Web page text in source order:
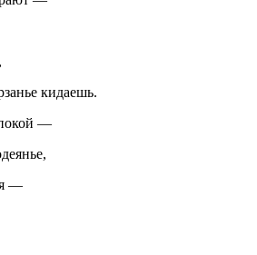
кидаешь.
—
—